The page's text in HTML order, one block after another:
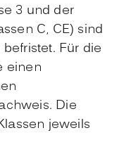
3 und der
C, CE) sind
Für die
einen
Die
jeweils